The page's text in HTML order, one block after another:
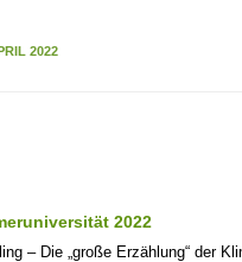
2022
2022
– Die „große Erzählung“ der